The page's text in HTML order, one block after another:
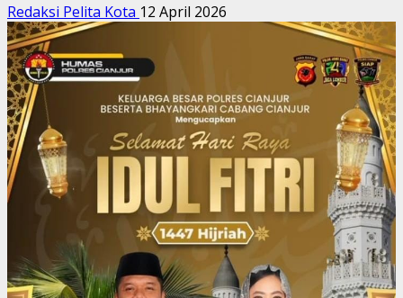
Redaksi Pelita Kota 12 April 2026